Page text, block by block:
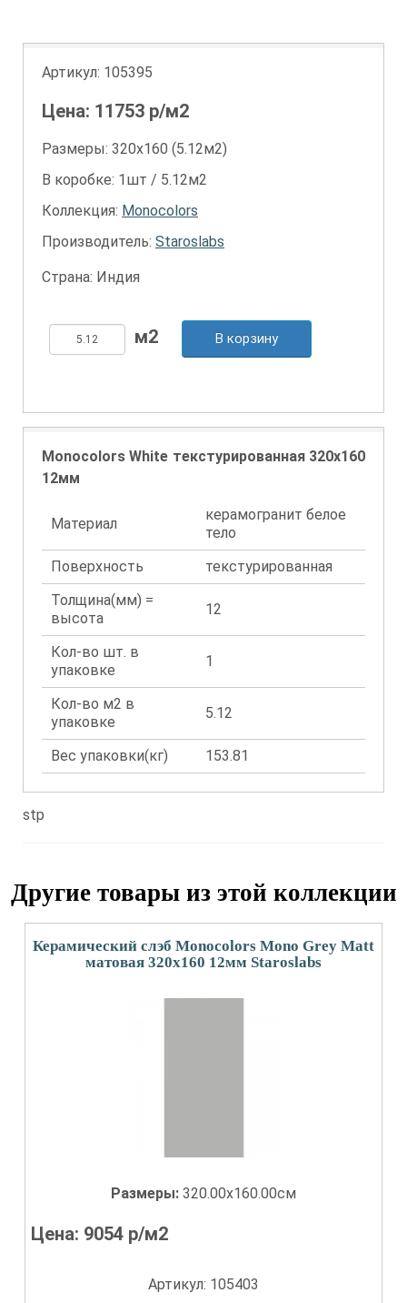
Артикул: 105395
Цена: 11753 р/м2
Размеры: 320х160 (5.12м2)
В коробке: 1шт / 5.12м2
Коллекция: Monocolors
Производитель: Staroslabs
Страна: Индия
В корзину
Monocolors White текстурированная 320x160
12мм
Материал
керамогранит белое
тело
Поверхность
текстурированная
Толщина(мм) =
высота
12
Кол-во шт. в
упаковке
1
Кол-во м2 в
упаковке
5.12
Вес упаковки(кг) 153.81
stp
Другие товары из этой коллекции
Керамический слэб Monocolors Mono Grey Matt
матовая 320x160 12мм Staroslabs
Размеры: 320.00x160.00см
Цена: 9054 р/м2
Артикул: 105403